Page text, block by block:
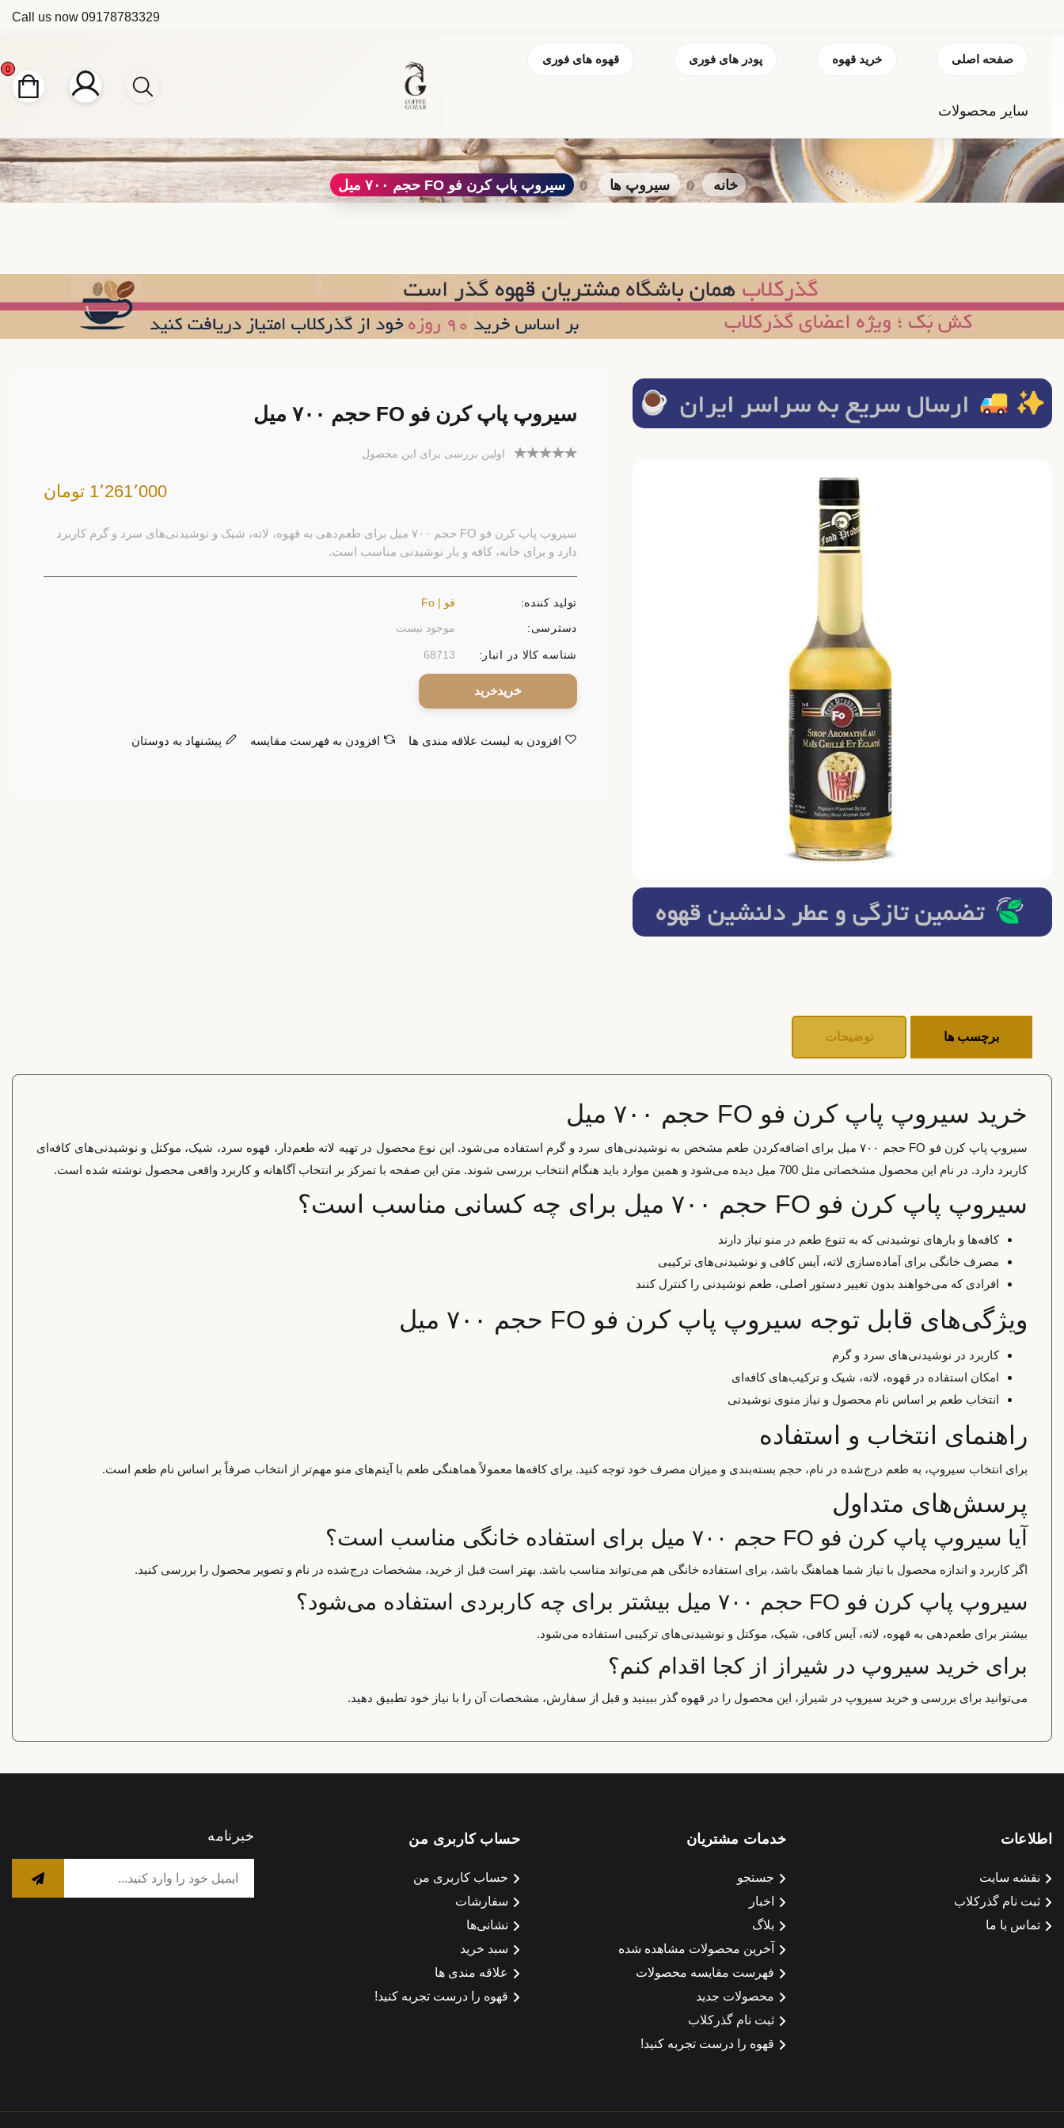
Call us now 09178783329
صفحه اصلی خرید قهوه پودر های فوری قهوه های فوری
سایر محصولات
0
خانه سیروپ ها سیروپ پاپ کرن فو FO حجم ۷۰۰ میل
سیروپ پاپ کرن فو FO حجم ۷۰۰ میل
اولین بررسی برای این محصول
1٬261٬000 تومان
سیروپ پاپ کرن فو FO حجم ۷۰۰ میل برای طعم‌دهی به قهوه، لاته، شیک و نوشیدنی‌های سرد و گرم کاربرد
دارد و برای خانه، کافه و بار نوشیدنی مناسب است.
تولید کننده:
فو | Fo
دسترسی:
موجود نیست
شناسه کالا در انبار: 68713
خرید
افزودن به لیست علاقه مندی ها افزودن به فهرست مقایسه پیشنهاد به دوستان
توضیحات برچسب ها
خرید سیروپ پاپ کرن فو FO حجم ۷۰۰ میل
سیروپ پاپ کرن فو FO حجم ۷۰۰ میل برای اضافه‌کردن طعم مشخص به نوشیدنی‌های سرد و گرم استفاده می‌شود. این نوع محصول در تهیه لاته طعم‌دار، قهوه سرد، شیک، موکتل و نوشیدنی‌های کافه‌ای
کاربرد دارد. در نام این محصول مشخصاتی مثل 700 میل دیده می‌شود و همین موارد باید هنگام انتخاب بررسی شوند. متن این صفحه با تمرکز بر انتخاب آگاهانه و کاربرد واقعی محصول نوشته شده است.
سیروپ پاپ کرن فو FO حجم ۷۰۰ میل برای چه کسانی مناسب است؟
کافه‌ها و بارهای نوشیدنی که به تنوع طعم در منو نیاز دارند
مصرف خانگی برای آماده‌سازی لاته، آیس کافی و نوشیدنی‌های ترکیبی
افرادی که می‌خواهند بدون تغییر دستور اصلی، طعم نوشیدنی را کنترل کنند
ویژگی‌های قابل توجه سیروپ پاپ کرن فو FO حجم ۷۰۰ میل
کاربرد در نوشیدنی‌های سرد و گرم
امکان استفاده در قهوه، لاته، شیک و ترکیب‌های کافه‌ای
انتخاب طعم بر اساس نام محصول و نیاز منوی نوشیدنی
راهنمای انتخاب و استفاده
برای انتخاب سیروپ، به طعم درج‌شده در نام، حجم بسته‌بندی و میزان مصرف خود توجه کنید. برای کافه‌ها معمولاً هماهنگی طعم با آیتم‌های منو مهم‌تر از انتخاب صرفاً بر اساس نام طعم است.
پرسش‌های متداول
آیا سیروپ پاپ کرن فو FO حجم ۷۰۰ میل برای استفاده خانگی مناسب است؟
اگر کاربرد و اندازه محصول با نیاز شما هماهنگ باشد، برای استفاده خانگی هم می‌تواند مناسب باشد. بهتر است قبل از خرید، مشخصات درج‌شده در نام و تصویر محصول را بررسی کنید.
سیروپ پاپ کرن فو FO حجم ۷۰۰ میل بیشتر برای چه کاربردی استفاده می‌شود؟
بیشتر برای طعم‌دهی به قهوه، لاته، آیس کافی، شیک، موکتل و نوشیدنی‌های ترکیبی استفاده می‌شود.
برای خرید سیروپ در شیراز از کجا اقدام کنم؟
می‌توانید برای بررسی و خرید سیروپ در شیراز، این محصول را در قهوه گذر ببینید و قبل از سفارش، مشخصات آن را با نیاز خود تطبیق دهید.
اطلاعات
نقشه سایت
ثبت نام گذرکلاب
تماس با ما
خدمات مشتریان
جستجو
اخبار
بلاگ
آخرین محصولات مشاهده شده
فهرست مقایسه محصولات
محصولات جدید
ثبت نام گذرکلاب
قهوه را درست تجربه کنید!
حساب کاربری من
حساب کاربری من
سفارشات
نشانی‌ها
سبد خرید
علاقه مندی ها
قهوه را درست تجربه کنید!
خبرنامه